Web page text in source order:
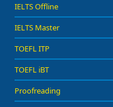
IELTS Offline
IELTS Master
TOEFL ITP
TOEFL iBT
Proofreading